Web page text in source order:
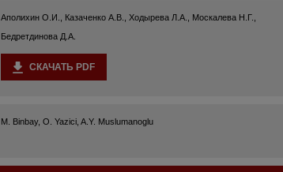
Аполихин О.И., Казаченко А.В., Ходырева Л.А., Москалева Н.Г.,
Бедретдинова Д.А.
СКАЧАТЬ PDF
M. Binbay, O. Yazici, A.Y. Muslumanoglu